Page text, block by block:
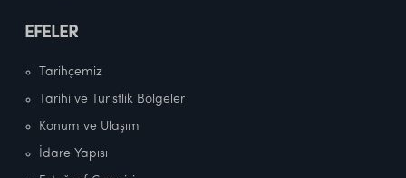
EFELER
Tarihçemiz
Tarihi ve Turistlik Bölgeler
Konum ve Ulaşım
İdare Yapısı